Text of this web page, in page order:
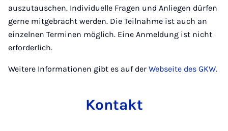
auszutauschen. Individuelle Fragen und Anliegen dürfen
gerne mitgebracht werden. Die Teilnahme ist auch an
einzelnen Terminen möglich. Eine Anmeldung ist nicht
erforderlich.
Weitere Informationen gibt es auf der Webseite des GKW.
Kontakt